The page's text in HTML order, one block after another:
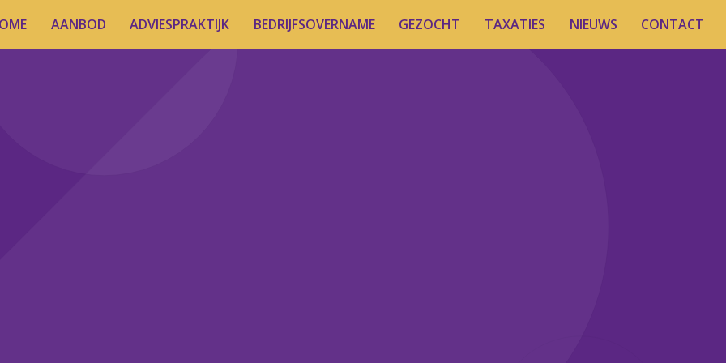
AANBOD ADVIESPRAKTIJK BEDRIJFSOVERNAME GEZOCHT TAXATIES NIEUWS CONTACT